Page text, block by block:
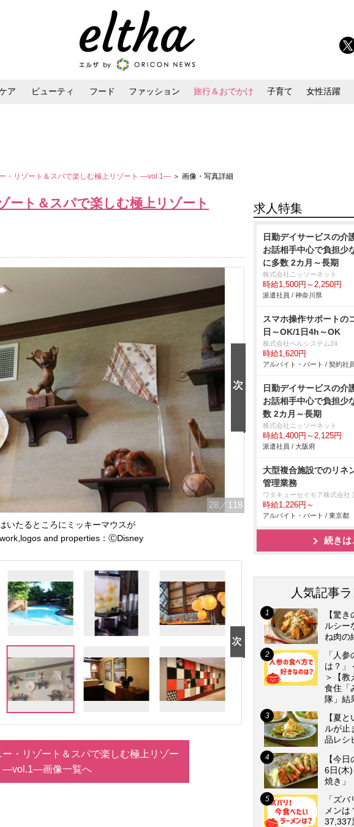
ア ビューティ フード ファッション 旅行＆おでかけ 子育て 女性活躍
・リゾート＆スパで楽しむ極上リゾート ―vol.1― ＞ 画像・写真詳細
ート＆スパで楽しむ極上リゾート
28 ／118
いたるところにミッキーマウスが
and properties：ⒸDisney
・リゾート＆スパで楽しむ極上リゾー
―vol.1―画像一覧へ
求人特集
日勤デイサービスの
お話相手中心で負担少
に多数 2カ月～長期
株式会社ニッソーネット
時給1,500円～2,250円
派遣社員 / 神奈川県
スマホ操作サポートの
日～OK/1日4h～OK
株式会社ベルシステム24
時給1,620円
アルバイト・パート / 契約社
日勤デイサービスの
お話相手中心で負担少
数 2カ月～長期
株式会社ニッソーネット
時給1,400円～2,125円
派遣社員 / 大阪府
大型複合施設でのリネ
管理業務
ワタキューセイモア株式会社
時給1,226円～
アルバイト・パート / 東京都
続きは
人気記事
【驚
ルシー
ね肉の
「人
は？」
＞【教
食住「
隊」結
【夏
ルが止
品レシ
【今
6日(木
焼き」
「ズ
メンは
37,337